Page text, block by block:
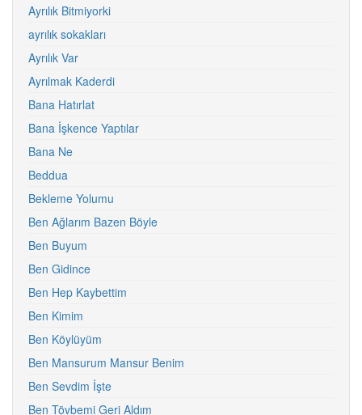
Ayrılık Bitmiyorki
ayrılık sokakları
Ayrılık Var
Ayrılmak Kaderdi
Bana Hatırlat
Bana İşkence Yaptılar
Bana Ne
Beddua
Bekleme Yolumu
Ben Ağlarım Bazen Böyle
Ben Buyum
Ben Gidince
Ben Hep Kaybettim
Ben Kimim
Ben Köylüyüm
Ben Mansurum Mansur Benim
Ben Sevdim İşte
Ben Tövbemi Geri Aldım